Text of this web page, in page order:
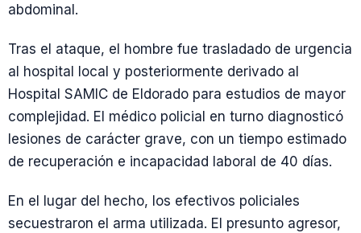
abdominal.
Tras el ataque, el hombre fue trasladado de urgencia
al hospital local y posteriormente derivado al
Hospital SAMIC de Eldorado para estudios de mayor
complejidad. El médico policial en turno diagnosticó
lesiones de carácter grave, con un tiempo estimado
de recuperación e incapacidad laboral de 40 días.
En el lugar del hecho, los efectivos policiales
secuestraron el arma utilizada. El presunto agresor,